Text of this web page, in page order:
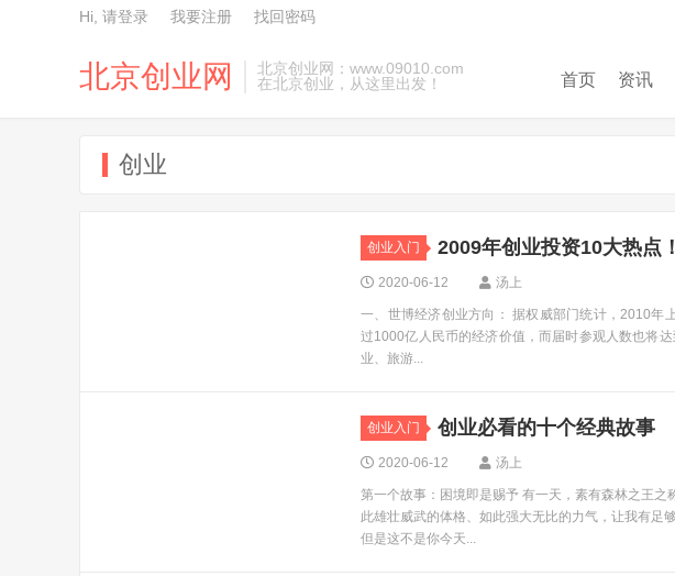
北京创业网
北京创业网：www.09010.com
在北京创业，从这里出发！
首页 资讯
Hi, 请登录 我要注册 找回密码
创业
创业入门 2009年创业投资10大热点！
2020-06-12 汤上
一、世博经济创业方向： 据权威部门统计，2010年
过1000亿人民币的经济价值，而届时参观人数也将
业、旅游...
创业入门 创业必看的十个经典故事
2020-06-12 汤上
第一个故事：困境即是赐予 有一天，素有森林之王
此雄壮威武的体格、如此强大无比的力气，让我有足
但是这不是你今天...